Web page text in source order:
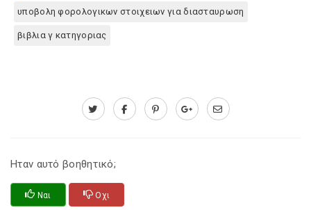
υποβολη φορολογικων στοιχειων για διασταυρωση
βιβλια γ κατηγοριας
Ηταν αυτό βοηθητικό;
Ναι Οχι